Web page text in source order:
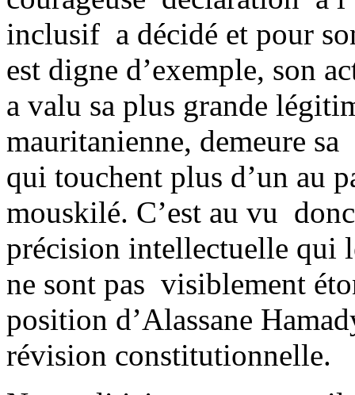
inclusif a décidé et pour
est digne d’exemple, son
a valu sa plus grande
mauritanienne, demeure
qui touchent plus d’un au
mouskilé. C’est au vu
précision intellectuelle qui
ne sont pas visiblement
position d’Alassane
révision constitutionnelle.